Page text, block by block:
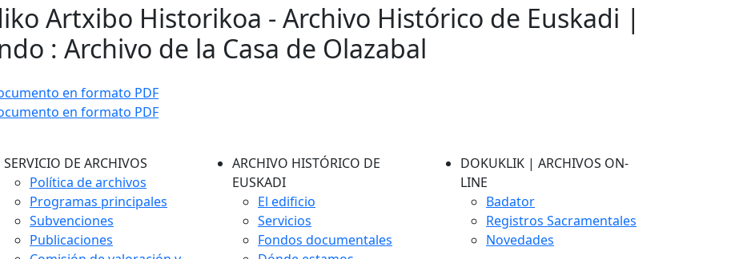
Artxibo Historikoa - Archivo Histórico de Euskadi |
: Archivo de la Casa de Olazabal
en formato PDF
en formato PDF
SERVICIO DE ARCHIVOS
Política de archivos
Programas principales
Subvenciones
Publicaciones
ARCHIVO HISTÓRICO DE
EUSKADI
El edificio
Servicios
Fondos documentales
DOKUKLIK | ARCHIVOS ON-
LINE
Badator
Registros Sacramentales
Novedades